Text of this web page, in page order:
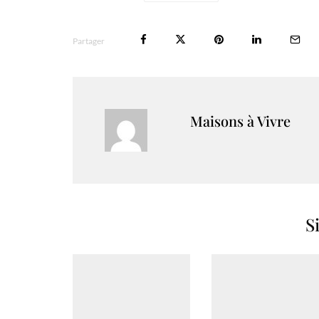
Partager
Maisons à Vivre